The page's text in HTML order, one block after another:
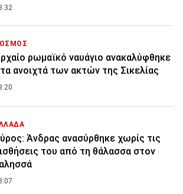
ρωμαϊκό ναυάγιο ανακαλύφθηκε
ανοιχτά των ακτών της Σικελίας
Άνδρας ανασύρθηκε χωρίς τις
του από τη θάλασσα στον